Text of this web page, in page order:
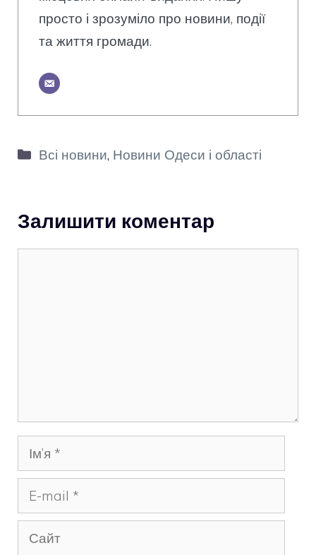
просто і зрозуміло про новини, події
та життя громади.
Категорії
Всі новини, Новини Одеси і області
Залишити коментар
Ім’я
mail
Сайт